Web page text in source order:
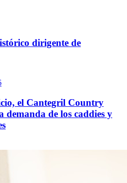
dirigente de
el Cantegril Country
de los caddies y